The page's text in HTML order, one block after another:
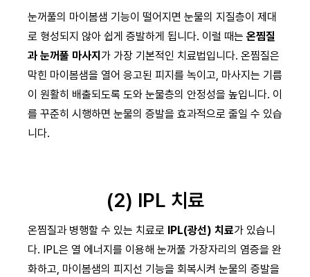
눈꺼풀의 마이봄샘 기능이 떨어지면 눈물의 지질층이 제대
로 형성되지 않아 쉽게 증발하게 됩니다. 이럴 때는 온찜질
과 눈꺼풀 마사지 가 가장 기본적인 치료법입니다. 온찜질은
막힌 마이봄샘을 열어 응고된 피지를 녹이고, 마사지는 기름
이 원활히 배출되도록 도와 눈물층의 안정성을 높입니다. 이
를 꾸준히 시행하면 눈물의 증발을 효과적으로 줄일 수 있습
니다.
(2) IPL 치료
온찜질과 병행할 수 있는 치료로 IPL(광선) 치료가 있습니
다. IPL은 열 에너지를 이용해 눈꺼풀 가장자리의 염증을 완
화하고, 마이봄샘의 피지선 기능을 회복시켜 눈물의 증발을